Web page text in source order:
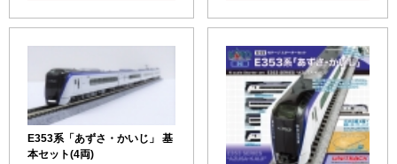
E353系「あずさ・かいじ」 基
本セット(4両)